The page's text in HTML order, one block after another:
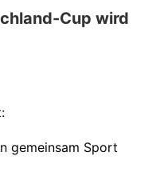
Cup wird
gemeinsam Sport